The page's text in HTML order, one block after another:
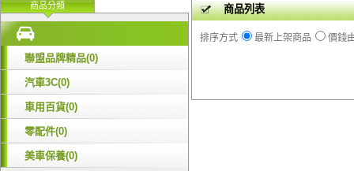
商品分類
聯盟品牌精品(0)
汽車3C(0)
車用百貨(0)
零配件(0)
美車保養(0)
商品列表
排序方式 最新上架商品 價錢